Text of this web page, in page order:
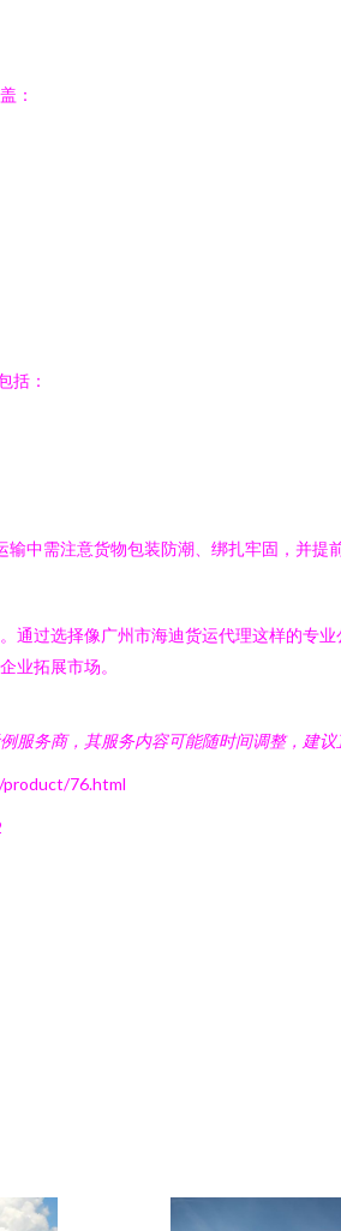
：
括：
中需注意货物包装防潮、绑扎牢固，并提
过选择像广州市海迪货运代理这样的专
业拓展市场。
务商，其服务内容可能随时间调整，建议
76.html